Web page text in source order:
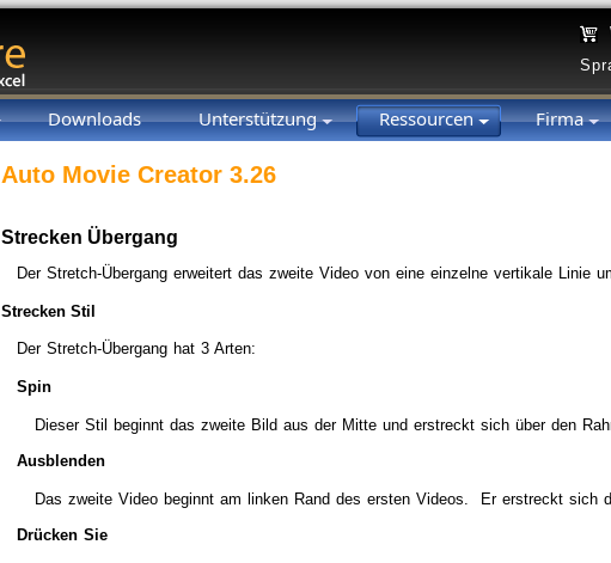
Downloads Unterstützung Ressourcen Firma
Auto Movie Creator 3.26
Strecken Übergang
Der Stretch-Übergang erweitert das zweite Video von eine einzelne vertikale Linie
Strecken Stil
Der Stretch-Übergang hat 3 Arten:
Spin
Dieser Stil beginnt das zweite Bild aus der Mitte und erstreckt sich über den
Ausblenden
Das zweite Video beginnt am linken Rand des ersten Videos. Er erstreckt sich
Drücken Sie